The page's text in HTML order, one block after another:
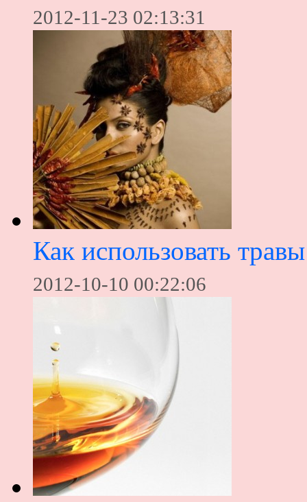
2012-11-23 02:13:31
Как использовать
2012-10-10 00:22:06